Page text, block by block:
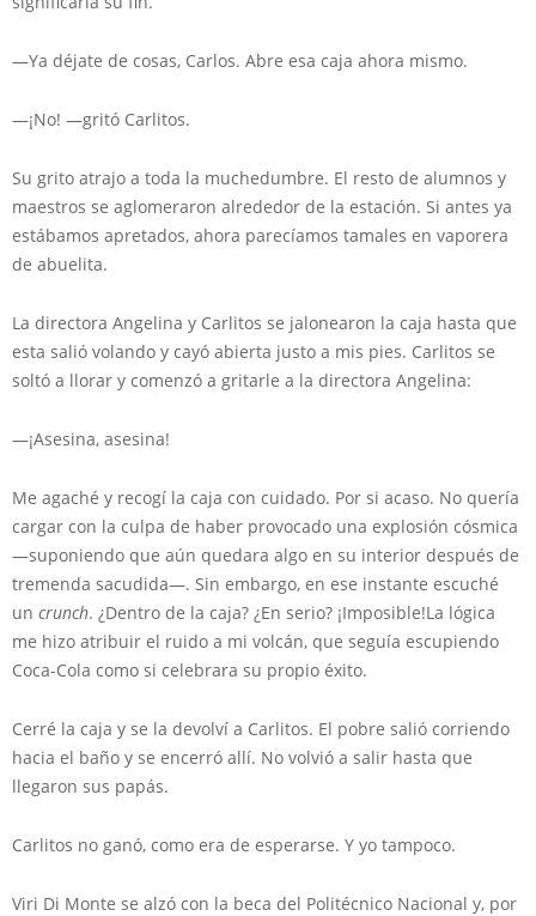
—Ya déjate de cosas, Carlos. Abre esa caja ahora mismo.
—¡No! —gritó Carlitos.
Su grito atrajo a toda la muchedumbre. El resto de alumnos y
maestros se aglomeraron alrededor de la estación. Si antes ya
estábamos apretados, ahora parecíamos tamales en vaporera
de abuelita.
La directora Angelina y Carlitos se jalonearon la caja hasta que
esta salió volando y cayó abierta justo a mis pies. Carlitos se
soltó a llorar y comenzó a gritarle a la directora Angelina:
—¡Asesina, asesina!
Me agaché y recogí la caja con cuidado. Por si acaso. No quería
cargar con la culpa de haber provocado una explosión cósmica
—suponiendo que aún quedara algo en su interior después de
tremenda sacudida—. Sin embargo, en ese instante escuché
un crunch. ¿Dentro de la caja? ¿En serio? ¡Imposible!La lógica
me hizo atribuir el ruido a mi volcán, que seguía escupiendo
Coca-Cola como si celebrara su propio éxito.
Cerré la caja y se la devolví a Carlitos. El pobre salió corriendo
hacia el baño y se encerró allí. No volvió a salir hasta que
llegaron sus papás.
Carlitos no ganó, como era de esperarse. Y yo tampoco.
Viri Di Monte se alzó con la beca del Politécnico Nacional y, por